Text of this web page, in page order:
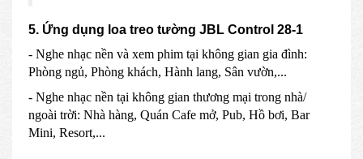
5. Ứng dụng loa treo tường JBL Control 28-1
- Nghe nhạc nền và xem phim tại không gian gia đình:
Phòng ngủ, Phòng khách, Hành lang, Sân vườn,...
- Nghe nhạc nền tại không gian thương mại trong nhà/
ngoài trời: Nhà hàng, Quán Cafe mở, Pub, Hồ bơi, Bar
Mini, Resort,...